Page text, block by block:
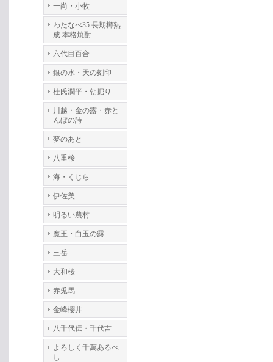
一尚・小牧
わたなべ35 長期樽熟
成 本格焼酎
六代目百合
銀の水・天の刻印
杜氏潤平・朝掘り
川越・金の露・赤と
んぼの詩
夢のあと
八重桜
海・くじら
伊佐美
明るい農村
魔王・白玉の露
三岳
大和桜
赤兎馬
金峰櫻井
八千代伝・千代吉
よろしく千萬あるべ
し